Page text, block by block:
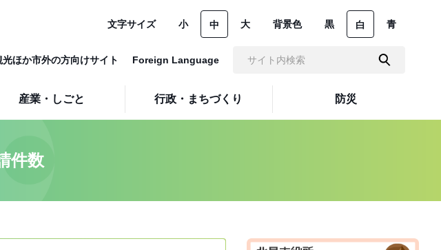
産業・しごと 行政・まちづくり 防災
文字サイズ 小 中 大 背景色 黒 白 青
光ほか市外の方向けサイト Foreign Language
件数